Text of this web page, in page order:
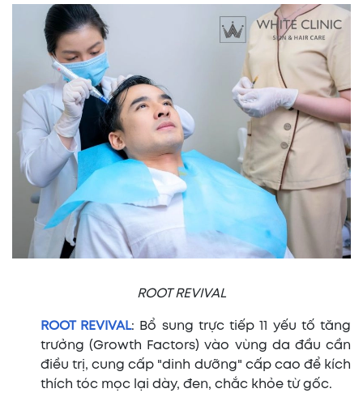
ROOT REVIVAL
ROOT REVIVAL: Bổ sung trực tiếp 11 yếu tố tăng
trưởng (Growth Factors) vào vùng da đầu cần
điều trị, cung cấp "dinh dưỡng" cấp cao để kích
thích tóc mọc lại dày, đen, chắc khỏe từ gốc.